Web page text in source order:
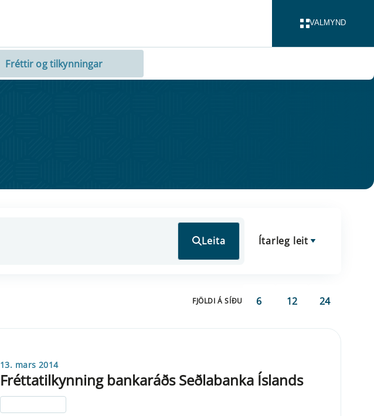
VALMYND
Fréttir og tilkynningar
Leita Ítarleg leit
FJÖLDI Á SÍÐU 6 12 24
13. mars 2014
Fréttatilkynning bankaráðs Seðlabanka Íslands